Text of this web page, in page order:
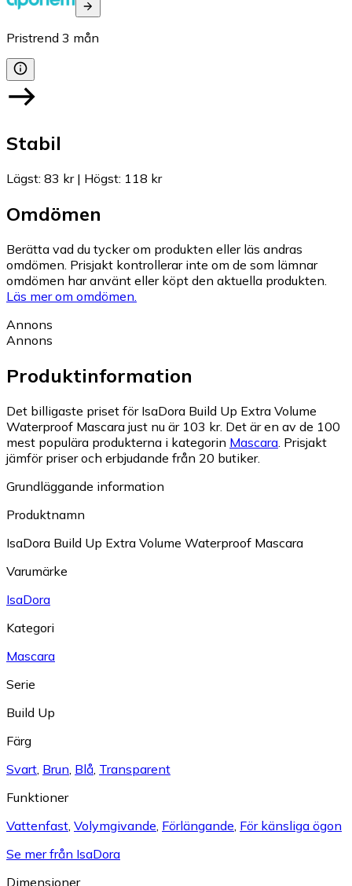
Pristrend 3 mån
Stabil
Lägst: 83 kr| Högst: 118 kr
Omdömen
Berätta vad du tycker om produkten eller läs andras
omdömen. Prisjakt kontrollerar inte om de som lämnar
omdömen har använt eller köpt den aktuella produkten.
Läs mer om omdömen.
Annons
Annons
Produktinformation
Det billigaste priset för IsaDora Build Up Extra Volume
Waterproof Mascara just nu är 103 kr. Det är en av de 100
mest populära produkterna i kategorin Mascara Prisjakt
jämför priser och erbjudande från 20 butiker.
Grundläggande information
Produktnamn
IsaDora Build Up Extra Volume Waterproof Mascara
Varumärke
IsaDora
Kategori
Mascara
Serie
Build Up
Färg
Svart Brun Blå Transparent
Funktioner
Vattenfast Volymgivande Förlängande För känsliga ögon
Se mer från IsaDora
Dimensioner